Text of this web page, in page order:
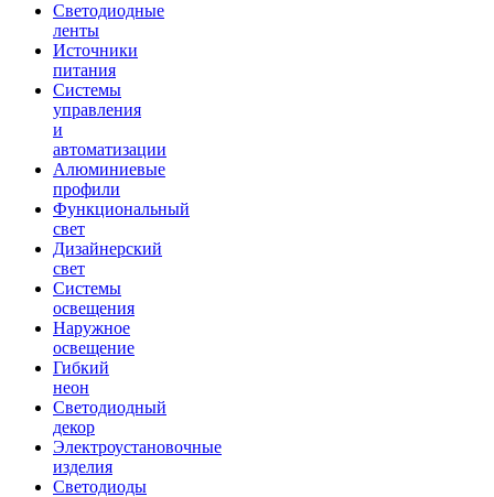
Светодиодные
ленты
Источники
питания
Системы
управления
и
автоматизации
Алюминиевые
профили
Функциональный
свет
Дизайнерский
свет
Системы
освещения
Наружное
освещение
Гибкий
неон
Светодиодный
декор
Электроустановочные
изделия
Светодиоды